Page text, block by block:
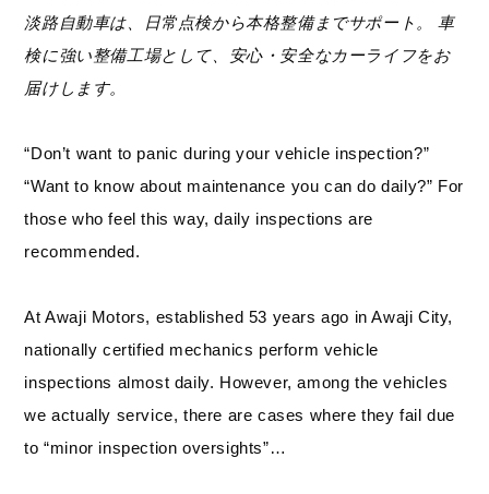
淡路自動車は、日常点検から本格整備までサポート。 車
検に強い整備工場として、安心・安全なカーライフをお
届けします。
“Don’t want to panic during your vehicle inspection?”
“Want to know about maintenance you can do daily?” For
those who feel this way, daily inspections are
recommended.
At Awaji Motors, established 53 years ago in Awaji City,
nationally certified mechanics perform vehicle
inspections almost daily. However, among the vehicles
we actually service, there are cases where they fail due
to “minor inspection oversights”…